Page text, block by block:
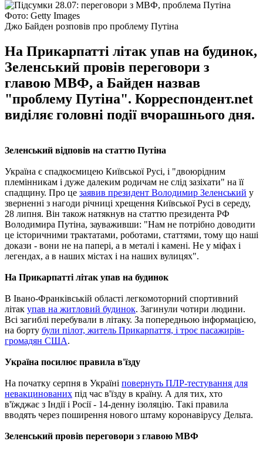
Фото: Getty Images
Джо Байден розповів про проблему Путіна
На Прикарпатті літак упав на будинок,
Зеленський провів переговори з
главою МВФ, а Байден назвав
"проблему Путіна". Корреспондент.net
виділяє головні події вчорашнього дня.
Зеленський відповів на статтю Путіна
Україна є спадкоємицею Київської Русі, і "двоюрідним
племінникам і дуже далеким родичам не слід зазіхати" на її
спадщину. Про це заявив президент Володимир Зеленський у
зверненні з нагоди річниці хрещення Київської Русі в середу,
28 липня. Він також натякнув на статтю президента РФ
Володимира Путіна, зауваживши: "Нам не потрібно доводити
це історичними трактатами, роботами, статтями, тому що наші
докази - вони не на папері, а в металі і камені. Не у міфах і
легендах, а в наших містах і на наших вулицях".
На Прикарпатті літак упав на будинок
В Івано-Франківській області легкомоторний спортивний
літак упав на житловий будинок. Загинули чотири людини.
Всі загиблі перебували в літаку. За попередньою інформацією,
на борту були пілот, житель Прикарпаття, і троє пасажирів-
громадян США.
Україна посилює правила в'їзду
На початку серпня в Україні повернуть ПЛР-тестування для
невакцинованих під час в'їзду в країну. А для тих, хто
в'їжджає з Індії і Росії - 14-денну ізоляцію. Такі правила
вводять через поширення нового штаму коронавірусу Дельта.
Зеленський провів переговори з главою МВФ